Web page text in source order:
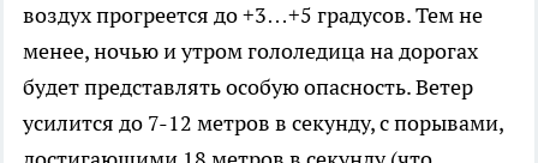
воздух прогреется до +3…+5 градусов. Тем не
менее, ночью и утром гололедица на дорогах
будет представлять особую опасность. Ветер
усилится до 7-12 метров в секунду, с порывами,